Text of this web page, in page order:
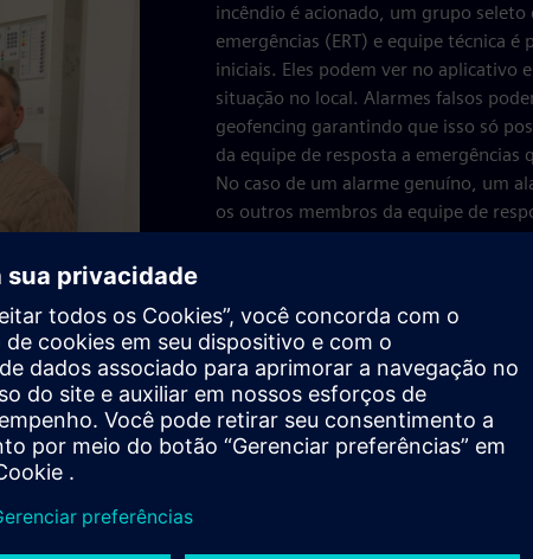
gerente
sistema de
incêndio é acionado, um grupo
emergências (ERT) e equipe técnica
iniciais. Eles podem ver no aplicativo
situação no local. Alarmes falsos
geofencing garantindo que isso só
da equipe de resposta a
No caso de um alarme genuíno, um
os outros membros da equipe de
evacuação, se necessário, começa.
as interrupções e permitimos que
A Siemens monitora todos os dados
nuvem e detecta níveis de alarme no
próprio hospital. Se um detector
imediatamente investigada.
exemplo, devido ao vapor na
nebulizador a pacientes com asma”,
ajustados remotamente com
mais confiável. Estamos em